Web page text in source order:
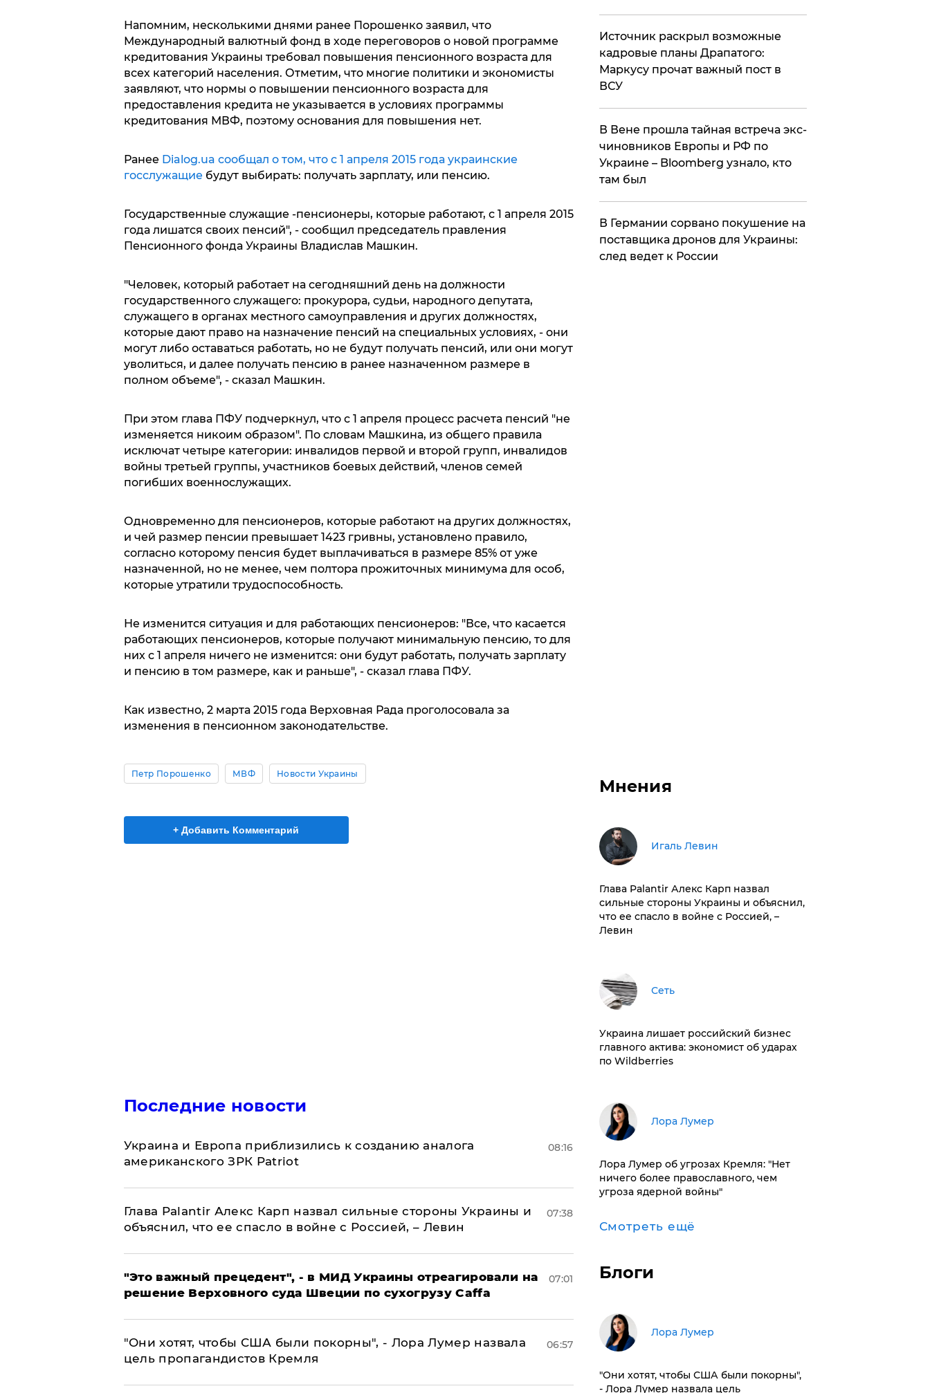
Напомним, несколькими днями ранее Порошенко заявил, что
Международный валютный фонд в ходе переговоров о новой программе
кредитования Украины требовал повышения пенсионного возраста для
всех категорий населения. Отметим, что многие политики и экономисты
заявляют, что нормы о повышении пенсионного возраста для
предоставления кредита не указывается в условиях программы
кредитования МВФ, поэтому основания для повышения нет.
Ранее Dialog.ua сообщал о том, что с 1 апреля 2015 года украинские
госслужащиебудут выбирать: получать зарплату, или пенсию.
Государственные служащие -пенсионеры, которые работают, с 1 апреля 2015
года лишатся своих пенсий", - сообщил председатель правления
Пенсионного фонда Украины Владислав Машкин.
"Человек, который работает на сегодняшний день на должности
государственного служащего: прокурора, судьи, народного депутата,
служащего в органах местного самоуправления и других должностях,
которые дают право на назначение пенсий на специальных условиях, - они
могут либо оставаться работать, но не будут получать пенсий, или они могут
уволиться, и далее получать пенсию в ранее назначенном размере в
полном объеме", - сказал Машкин.
При этом глава ПФУ подчеркнул, что с 1 апреля процесс расчета пенсий "не
изменяется никоим образом". По словам Машкина, из общего правила
исключат четыре категории: инвалидов первой и второй групп, инвалидов
войны третьей группы, участников боевых действий, членов семей
погибших военнослужащих.
Одновременно для пенсионеров, которые работают на других должностях,
и чей размер пенсии превышает 1423 гривны, установлено правило,
согласно которому пенсия будет выплачиваться в размере 85% от уже
назначенной, но не менее, чем полтора прожиточных минимума для особ,
которые утратили трудоспособность.
Не изменится ситуация и для работающих пенсионеров: "Все, что касается
работающих пенсионеров, которые получают минимальную пенсию, то для
них с 1 апреля ничего не изменится: они будут работать, получать зарплату
и пенсию в том размере, как и раньше", - сказал глава ПФУ.
Как известно, 2 марта 2015 года Верховная Рада проголосовала за
изменения в пенсионном законодательстве.
Петр Порошенко МВФ Новости Украины
+ Добавить Комментарий
Последние новости
Украина и Европа приблизились к созданию аналога
американского ЗРК Patriot
08:16
Глава Palantir Алекс Карп назвал сильные стороны Украины и
объяснил, что ее спасло в войне с Россией, – Левин
07:38
"Это важный прецедент", - в МИД Украины отреагировали на
решение Верховного суда Швеции по сухогрузу Caffa
07:01
"Они хотят, чтобы США были покорны", - Лора Лумер назвала
цель пропагандистов Кремля
06:57
​Источник раскрыл возможные
кадровые планы Драпатого:
Маркусу прочат важный пост в
ВСУ
В Вене прошла тайная встреча экс-
чиновников Европы и РФ по
Украине – Bloomberg узнало, кто
там был
​В Германии сорвано покушение на
поставщика дронов для Украины:
след ведет к России
Мнения
Игаль Левин
Глава Palantir Алекс Карп назвал
сильные стороны Украины и объяснил,
что ее спасло в войне с Россией, –
Левин
Сеть
​Украина лишает российский бизнес
главного актива: экономист об ударах
по Wildberries
​Лора Лумер
Лора Лумер об угрозах Кремля: "Нет
ничего более православного, чем
угроза ядерной войны"
Смотреть ещё
Блоги
​Лора Лумер
"Они хотят, чтобы США были покорны",
- Лора Лумер назвала цель